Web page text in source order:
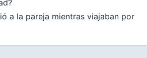
a la pareja mientras viajaban por